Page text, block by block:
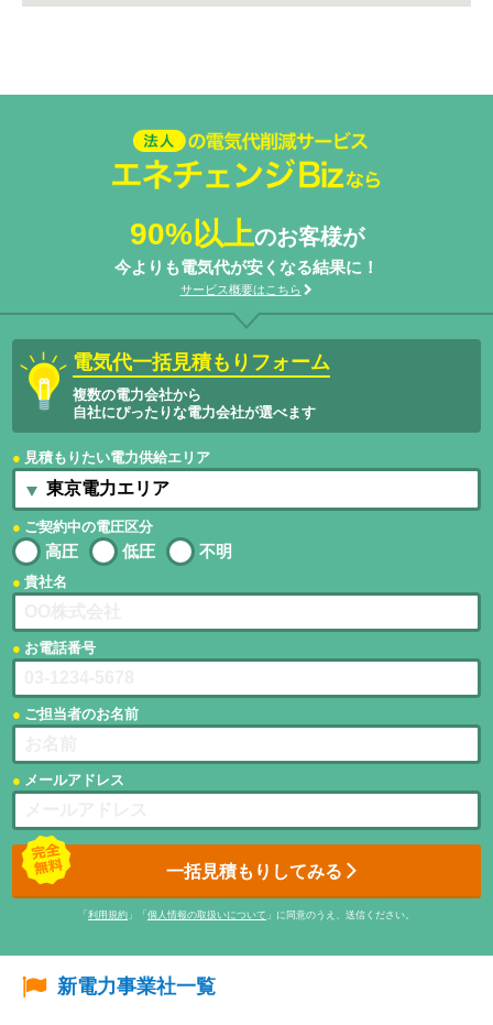
法人の電気代削減サービスエネ
チェンジ Biz
90%以上のお客様が
今よりも電気代が安くなる結果に！
サービス概要はこちら
電気代一括見積もりフォーム
複数の電力会社から
自社にぴったりな電力会社が選べます
見積もりたい電力供給エリア
ご契約中の電圧区分
高圧 低圧 不明
貴社名
お電話番号
ご担当者のお名前
メールアドレス
一括見積もりしてみる
「 利用規約 」「 個人情報の取扱いについて 」に同意のうえ、送信ください。
新電力事業社一覧